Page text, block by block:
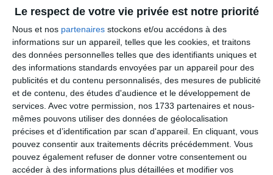
Le respect de votre vie privée est notre priorité
Nous et nos partenaires stockons et/ou accédons à des
informations sur un appareil, telles que les cookies, et traitons
des données personnelles telles que des identifiants uniques et
des informations standards envoyées par un appareil pour des
publicités et du contenu personnalisés, des mesures de publicité
et de contenu, des études d'audience et le développement de
services. Avec votre permission, nos 1733 partenaires et nous-
mêmes pouvons utiliser des données de géolocalisation
précises et d’identification par scan d'appareil. En cliquant, vous
pouvez consentir aux traitements décrits précédemment. Vous
pouvez également refuser de donner votre consentement ou
accéder à des informations plus détaillées et modifier vos
Anjou Villages,
appellation d’origine
protégée
Cépage : cabernet
sauvignon
Degré alcoolique :13 %
Vol.